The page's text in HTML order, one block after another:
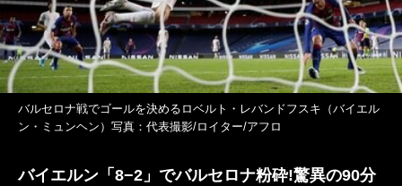
バルセロナ戦でゴールを決めるロベルト・レバンドフスキ（バイエル
ン・ミュンヘン）写真：代表撮影/ロイター/アフロ
バイエルン「8−2」でバルセロナ粉砕!驚異の90分